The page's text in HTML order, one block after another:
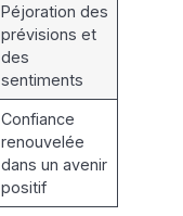
Péjoration des
prévisions et
des
sentiments
Confiance
renouvelée
dans un avenir
positif